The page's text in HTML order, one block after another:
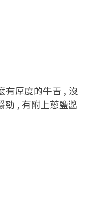
有厚度的牛舌 , 沒
勁 , 有附上蔥鹽醬